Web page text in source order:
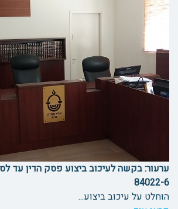
ערעור: בקשה לעיכוב ביצוע פסק הדין עד
84022-6
הוחלט על עיכוב ביצוע...